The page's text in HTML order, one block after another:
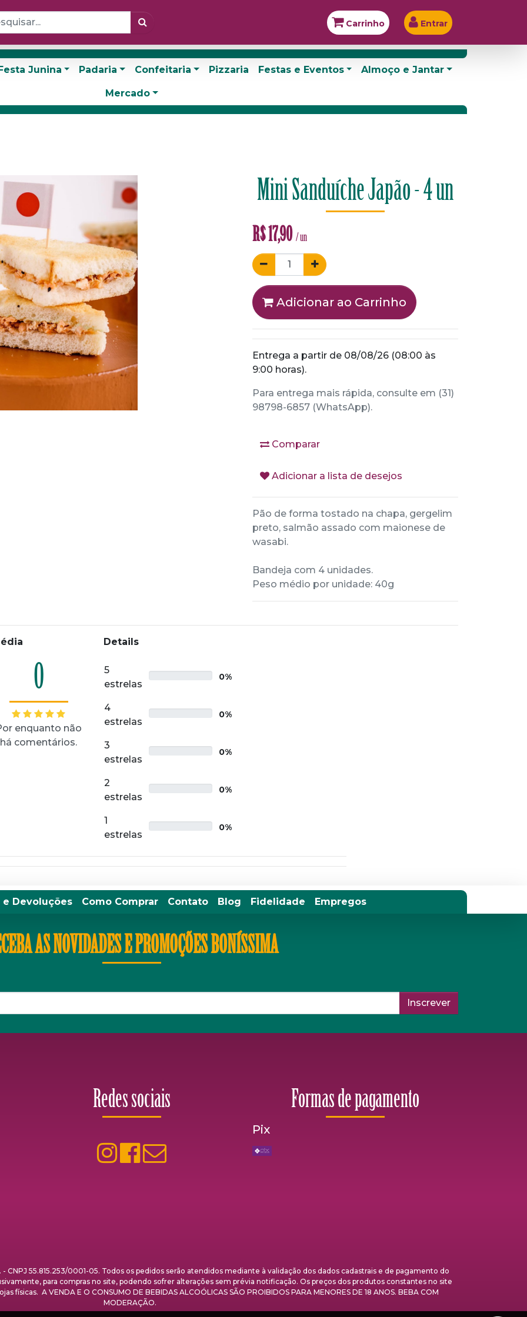
Carrinho Entrar
Junina Padaria Confeitaria Pizzaria Festas e Eventos Almoço e Jantar
Mercado
Mini Sanduíche Japão - 4 un
R$17,90 / un
Adicionar ao Carrinho
Entrega a partir de 08/08/26 (08:00 às
9:00 horas).
Para entrega mais rápida, consulte em (31)
98798-6857 (WhatsApp).
Comparar
Adicionar a lista de desejos
Pão de forma tostado na chapa, gergelim
preto, salmão assado com maionese de
wasabi.
Bandeja com 4 unidades.
Peso médio por unidade: 40g
0
enquanto não
há comentários.
Details
5
estrelas
0%
4
estrelas
0%
3
estrelas
0%
2
estrelas
0%
1
estrelas
0%
e Devoluções Como Comprar Contato Blog Fidelidade Empregos
AS NOVIDADES E PROMOÇÕES BONÍSSIMA
Inscrever
Redes sociais Formas de pagamento
Pix
- CNPJ 55.815.253/0001-05. Todos os pedidos serão atendidos mediante à validação dos dados cadastrais e de pagamento do
para compras no site, podendo sofrer alterações sem prévia notificação. Os preços dos produtos constantes no site
físicas. A VENDA E O CONSUMO DE BEBIDAS ALCOÓLICAS SÃO PROIBIDOS PARA MENORES DE 18 ANOS. BEBA COM
MODERAÇÃO.